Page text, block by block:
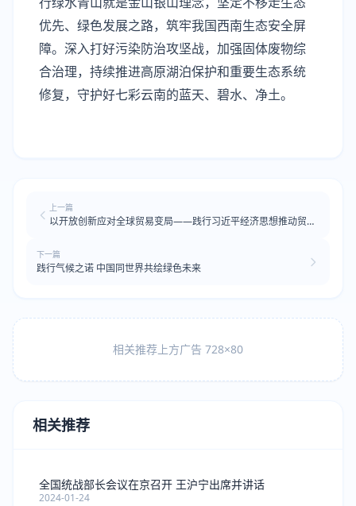
优先、绿色发展之路，筑牢我国西南生态安全屏
障。深入打好污染防治攻坚战，加强固体废物综
合治理，持续推进高原湖泊保护和重要生态系统
修复，守护好七彩云南的蓝天、碧水、净土。
上一篇
以开放创新应对全球贸易变局——践行习近平经济思想推动贸易
下一篇
践行气候之诺 中国同世界共绘绿色未来
相关推荐上方广告 728×80
相关推荐
全国统战部长会议在京召开 王沪宁出席并讲话
2024-01-24